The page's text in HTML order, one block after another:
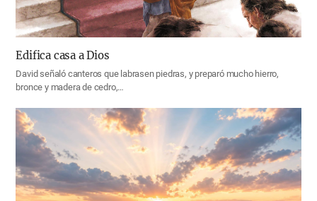
Edifica casa a Dios
David señaló canteros que labrasen piedras, y preparó mucho hierro,
bronce y madera de cedro,…